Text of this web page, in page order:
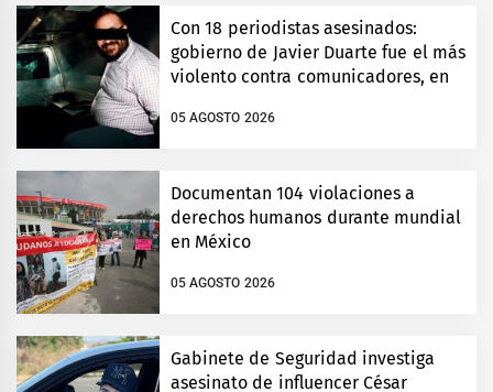
Con 18 periodistas asesinados:
gobierno de Javier Duarte fue el más
violento contra comunicadores, en
05 AGOSTO 2026
Documentan 104 violaciones a
derechos humanos durante mundial
en México
05 AGOSTO 2026
Gabinete de Seguridad investiga
asesinato de influencer César